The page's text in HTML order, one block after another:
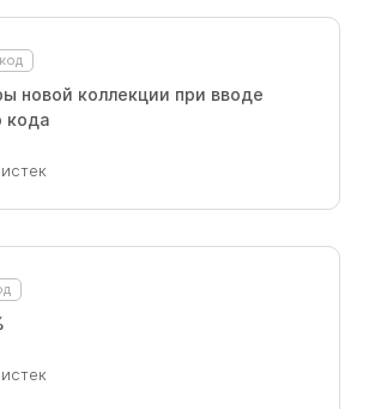
новой коллекции при вводе
кода